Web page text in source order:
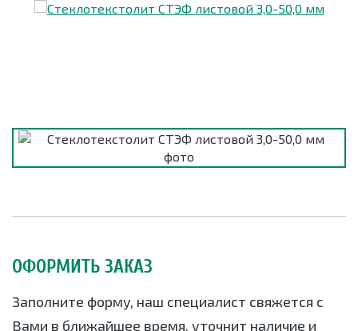
ОФОРМИТЬ ЗАКАЗ
Заполните форму, наш специалист свяжется с
Вами в ближайшее время, уточнит наличие и